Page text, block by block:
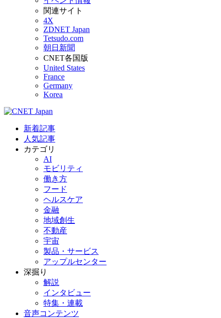
関連サイト
4X
ZDNET Japan
Tetsudo.com
朝日新聞
CNET各国版
United States
France
Germany
Korea
新着記事
人気記事
カテゴリ
AI
モビリティ
働き方
フード
ヘルスケア
金融
地域創生
不動産
宇宙
製品・サービス
アップルセンター
深掘り
解説
インタビュー
特集・連載
音声コンテンツ